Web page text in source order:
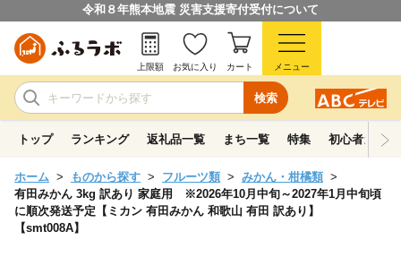
令和８年熊本地震 災害支援寄付受付について
検索
上限額 お気に入り カート メニュー
トップ ランキング 返礼品一覧 まち一覧 特集 初心者ガイド
ホーム ものから探す フルーツ類
みかん・柑橘類
有田みかん 3kg 訳あり 家庭用 ※2026年10月中旬～2027年1月中旬頃
に順次発送予定【ミカン 有田みかん 和歌山 有田 訳あり】
【smt008A】